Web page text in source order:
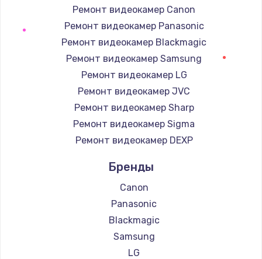
Заказать
Замена корпуса
Заказать
Замена тачпада
Заказать
Замена контроллера питания
1490 руб.
Заказать
Замена южного моста
2600 руб.
Ремонт видеокамер Canon
Ремонт видеокамер Panasonic
Ремонт видеокамер Blackmagic
Ремонт видеокамер Samsung
Ремонт видеокамер LG
Ремонт видеокамер JVC
Ремонт видеокамер Sharp
Ремонт видеокамер Sigma
Ремонт видеокамер DEXP
Бренды
Canon
Panasonic
Blackmagic
Samsung
LG